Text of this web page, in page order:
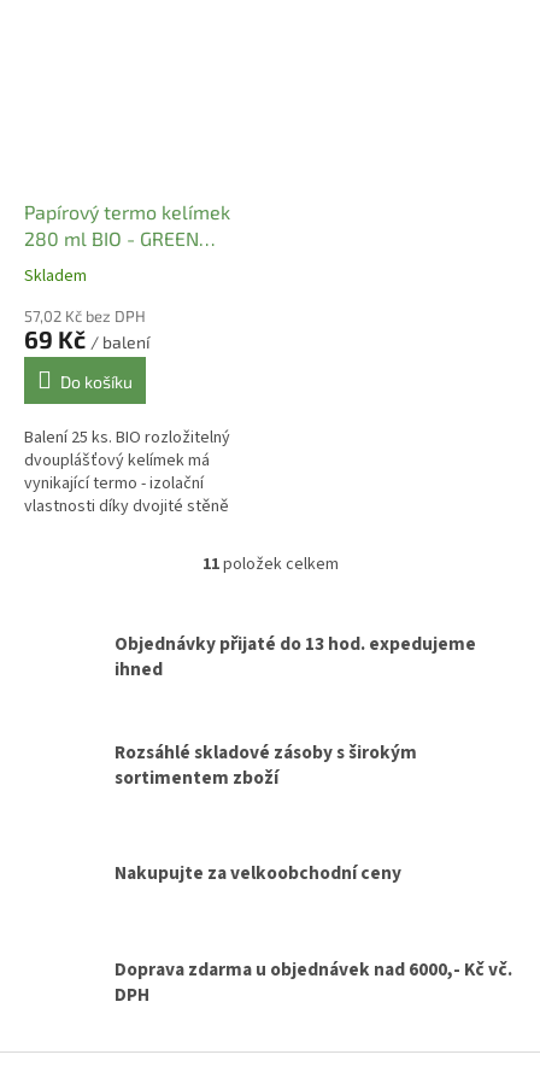
Papírový termo kelímek
280 ml BIO - GREEN
Skladem
57,02 Kč bez DPH
69 Kč / balení
Do košíku
Balení 25 ks. BIO rozložitelný
dvouplášťový kelímek má
vynikající termo - izolační
vlastnosti díky dvojité stěně
(po okraj) , užitný objem 200 -...
O
á
p
r
v
s
11položek celkem
Objednávky přijaté do 13 hod. expedujeme
ihned
Rozsáhlé skladové zásoby s širokým
sortimentem zboží
Nakupujte za velkoobchodní ceny
Doprava zdarma u objednávek nad 6000,- Kč vč.
DPH